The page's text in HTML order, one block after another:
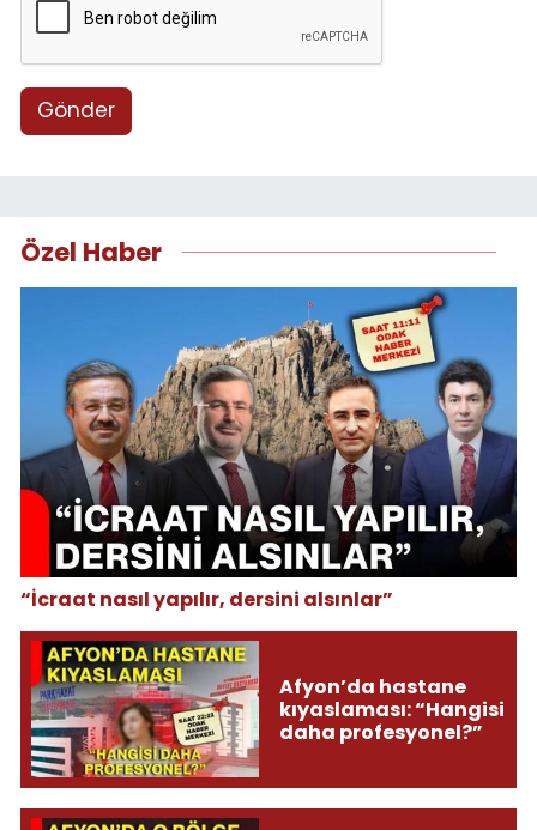
Gönder
Özel Haber
“İcraat nasıl yapılır, dersini alsınlar”
Afyon’da hastane
kıyaslaması: “Hangisi
daha profesyonel?”